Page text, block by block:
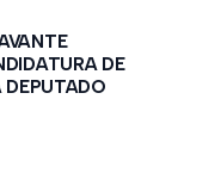
DE
DEPUTADO